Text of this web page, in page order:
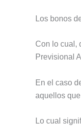
Los bonos
Con lo cual,
Previsional
En el caso
aquellos
Lo cual